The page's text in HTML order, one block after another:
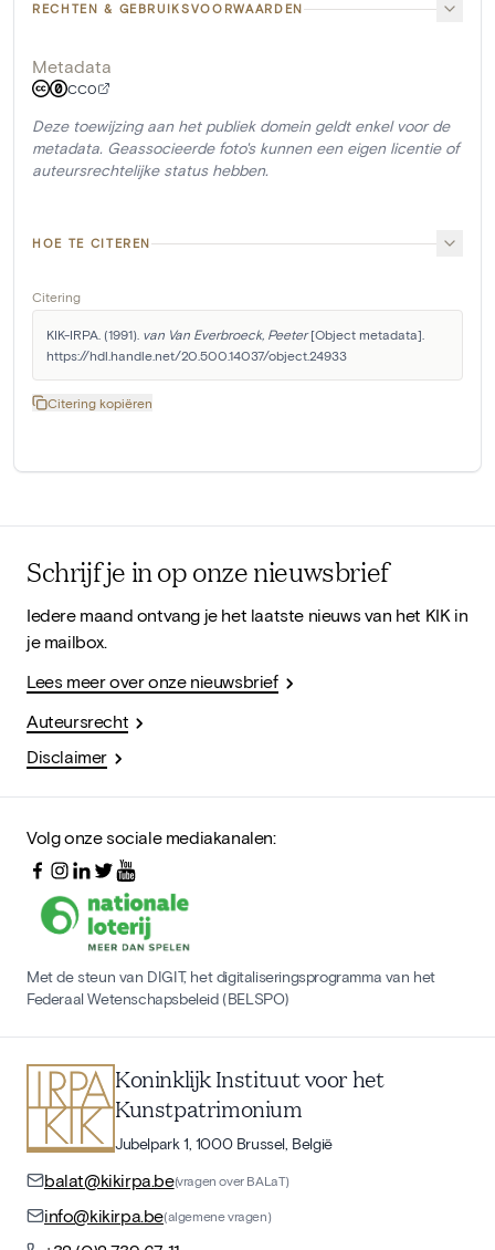
RECHTEN & GEBRUIKSVOORWAARDEN
Metadata
CC0
Deze toewijzing aan het publiek domein geldt enkel voor de
metadata. Geassocieerde foto's kunnen een eigen licentie of
auteursrechtelijke status hebben.
HOE TE CITEREN
Citering
KIK-IRPA. (1991). van Van Everbroeck, Peeter [Object metadata].
https://hdl.handle.net/20.500.14037/object.24933
Citering kopiëren
Schrijf je in op onze nieuwsbrief
Iedere maand ontvang je het laatste nieuws van het KIK in
je mailbox.
Lees meer over onze nieuwsbrief
Auteursrecht
Disclaimer
Volg onze sociale mediakanalen:
Met de steun van DIGIT, het digitaliseringsprogramma van het
Federaal Wetenschapsbeleid (BELSPO)
Koninklijk Instituut voor het
Kunstpatrimonium
Jubelpark 1, 1000 Brussel, België
balat@kikirpa.be(vragen over BALaT)
info@kikirpa.be(algemene vragen)